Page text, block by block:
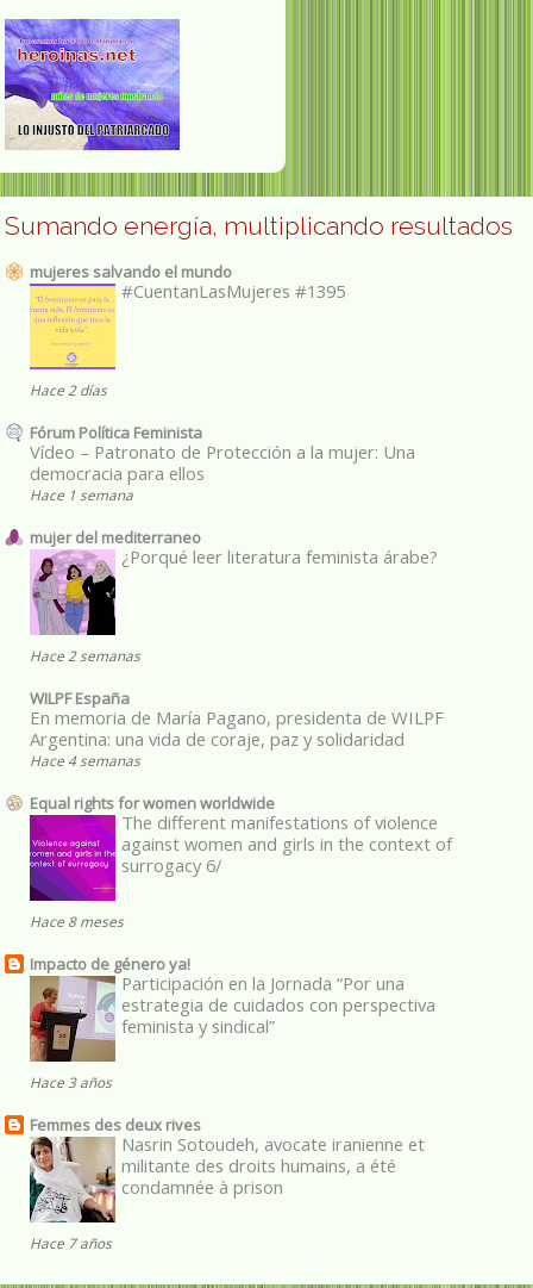
Sumando energía, multiplicando resultados
mujeres salvando el mundo
#CuentanLasMujeres #1395
Hace 2 días
Fórum Política Feminista
Vídeo – Patronato de Protección a la mujer: Una
democracia para ellos
Hace 1 semana
mujer del mediterraneo
¿Porqué leer literatura feminista árabe?
Hace 2 semanas
WILPF España
En memoria de María Pagano, presidenta de WILPF
Argentina: una vida de coraje, paz y solidaridad
Hace 4 semanas
Equal rights for women worldwide
The different manifestations of violence
against women and girls in the context of
surrogacy 6/
Hace 8 meses
Impacto de género ya!
Participación en la Jornada “Por una
estrategia de cuidados con perspectiva
feminista y sindical”
Hace 3 años
Femmes des deux rives
Nasrin Sotoudeh, avocate iranienne et
militante des droits humains, a été
condamnée à prison
Hace 7 años